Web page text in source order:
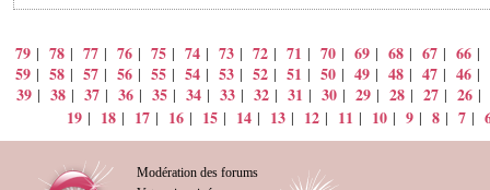
79 | 78 | 77 | 76 | 75 | 74 | 73 | 72 | 71 | 70 | 69 | 68 | 67 | 66 |
59 | 58 | 57 | 56 | 55 | 54 | 53 | 52 | 51 | 50 | 49 | 48 | 47 | 46 |
39 | 38 | 37 | 36 | 35 | 34 | 33 | 32 | 31 | 30 | 29 | 28 | 27 | 26 |
19 | 18 | 17 | 16 | 15 | 14 | 13 | 12 | 11 | 10 | 9 | 8 | 7 |
Modération des forums